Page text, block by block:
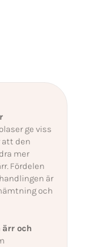
ge viss
att den
mer
Fördelen
är
och
ärr och